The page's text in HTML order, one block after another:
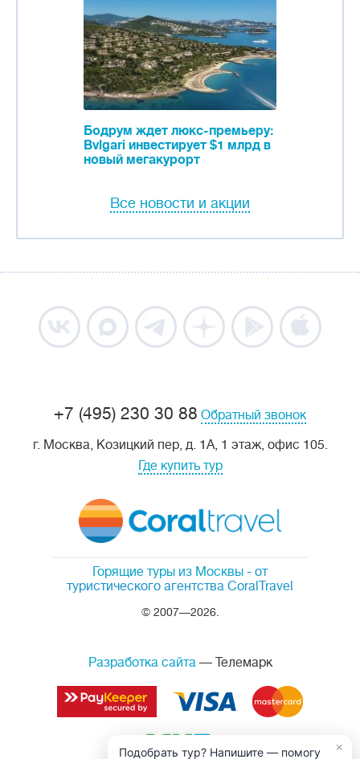
Бодрум ждет люкс-премьеру:
Bvlgari инвестирует $1 млрд в
новый мегакурорт
Все новости и акции
Горящие туры из Москвы - от
туристического агентства CoralTravel
© 2007—2026.
+7 (495) 230 30 88 Обратный звонок
г. Москва, Козицкий пер, д. 1А, 1 этаж, офис 105.
Где купить тур
Разработка сайта— Телемарк
Подобрать тур? Напишите — помогу ×